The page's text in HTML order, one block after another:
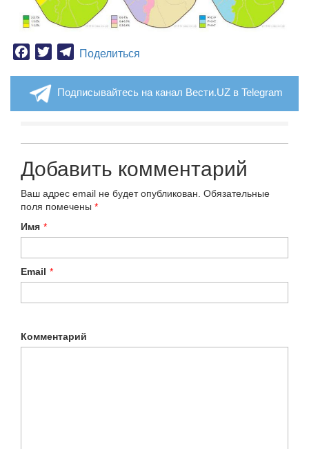
Facebook
TwitterTelegram
Поделиться
Подписывайтесь на канал Вести.UZ в Telegram
Добавить комментарий
Ваш адрес email не будет опубликован. Обязательные
поля помечены *
Имя *
Email *
Комментарий